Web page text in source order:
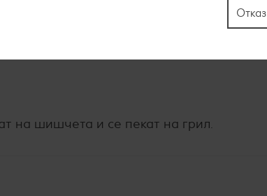
се увива в бекон.
на шишчета и се пекат на грил.
Отказ